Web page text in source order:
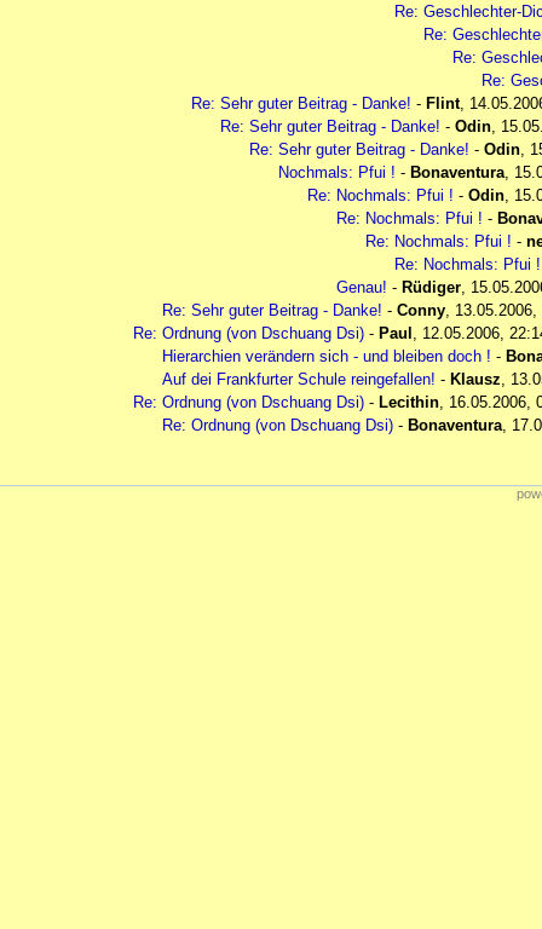
Re: Geschlechter-
Re:
Re:
Re:
Re: Sehr guter Beitrag - Danke! - Flint,
Re: Sehr guter Beitrag - Danke! - Odin,
Re: Sehr guter Beitrag - Danke! - Odin,
Nochmals: Pfui ! - Bonaventura,
Re: Nochmals: Pfui ! - Odin,
Re: Nochmals: Pfui ! -
Re: Nochmals: Pfui ! -
Re: Nochmals: Pfui
Genau! - Rüdiger,
Re: Sehr guter Beitrag - Danke! - Conny, 13.05.2006,
Re: Ordnung (von Dschuang Dsi) - Paul , 12.05.2006,
Hierarchien verändern sich - und bleiben doch ! -
Auf dei Frankfurter Schule reingefallen! - Klausz,
Re: Ordnung (von Dschuang Dsi) - Lecithin, 16.05.2006,
Re: Ordnung (von Dschuang Dsi) - Bonaventura,